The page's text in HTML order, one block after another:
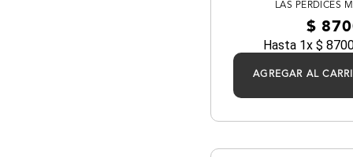
LAS PERDICES
$
Hasta 1x $
AGREGAR AL